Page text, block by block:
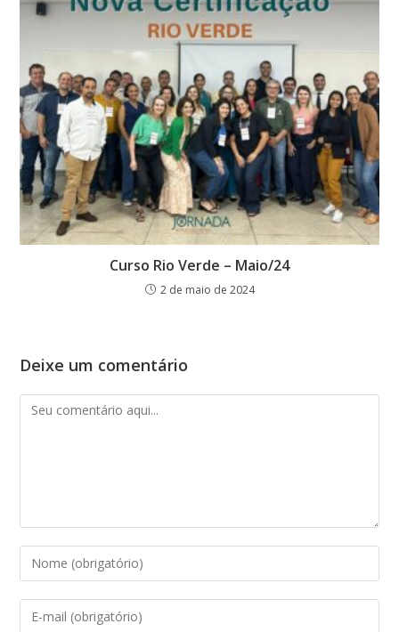
Curso Rio Verde – Maio/24
2 de maio de 2024
Deixe um comentário
Comentário
Digite
seu
nome
ou
Digite